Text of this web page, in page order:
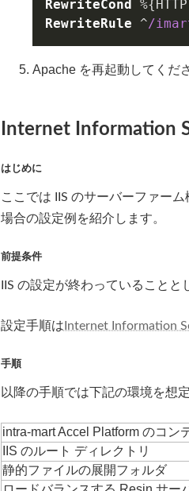
RewriteCond %{HTTP
RewriteRule ^/
Apache を再起動してくだ
Internet Information
はじめに
ここでは IIS のサーバーファー
場合の設定例を紹介します。
前提条件
IIS の設定が終わっていることと
設定手順はInternet Information
手順
以降の手順では下記の環境を想
intra-mart Accel Platform のコン
IIS のルート ディレクトリ
静的ファイルの展開フォルダ